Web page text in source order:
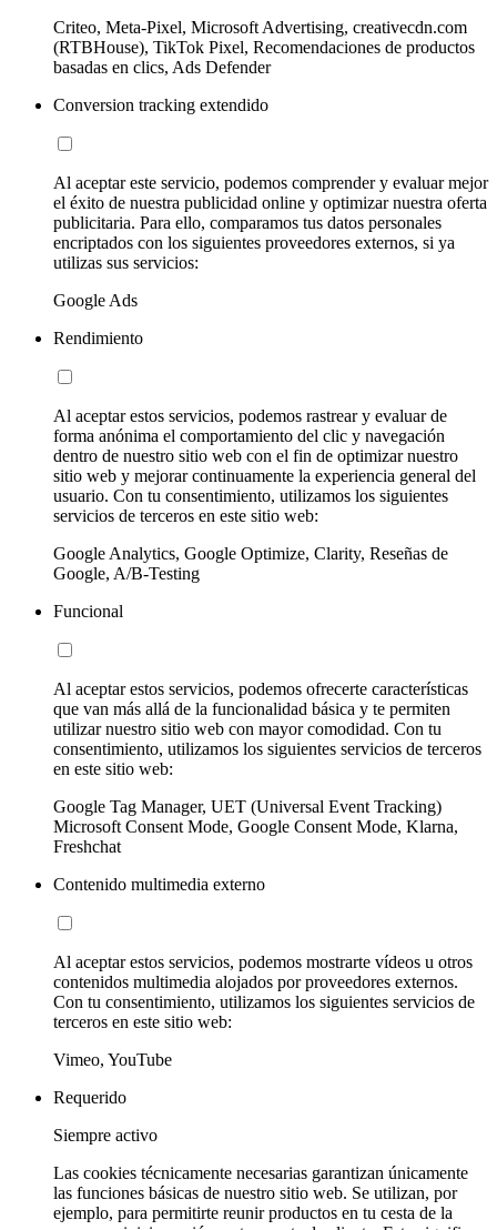
Criteo, Meta-Pixel, Microsoft Advertising, creativecdn.com
(RTBHouse), TikTok Pixel, Recomendaciones de productos
basadas en clics, Ads Defender
Conversion tracking extendido
Al aceptar este servicio, podemos comprender y evaluar mejor
el éxito de nuestra publicidad online y optimizar nuestra oferta
publicitaria. Para ello, comparamos tus datos personales
encriptados con los siguientes proveedores externos, si ya
utilizas sus servicios:
Google Ads
Rendimiento
Al aceptar estos servicios, podemos rastrear y evaluar de
forma anónima el comportamiento del clic y navegación
dentro de nuestro sitio web con el fin de optimizar nuestro
sitio web y mejorar continuamente la experiencia general del
usuario. Con tu consentimiento, utilizamos los siguientes
servicios de terceros en este sitio web:
Google Analytics, Google Optimize, Clarity, Reseñas de
Google, A/B-Testing
Funcional
Al aceptar estos servicios, podemos ofrecerte características
que van más allá de la funcionalidad básica y te permiten
utilizar nuestro sitio web con mayor comodidad. Con tu
consentimiento, utilizamos los siguientes servicios de terceros
en este sitio web:
Google Tag Manager, UET (Universal Event Tracking)
Microsoft Consent Mode, Google Consent Mode, Klarna,
Freshchat
Contenido multimedia externo
Al aceptar estos servicios, podemos mostrarte vídeos u otros
contenidos multimedia alojados por proveedores externos.
Con tu consentimiento, utilizamos los siguientes servicios de
terceros en este sitio web:
Vimeo, YouTube
Requerido
Siempre activo
Las cookies técnicamente necesarias garantizan únicamente
las funciones básicas de nuestro sitio web. Se utilizan, por
ejemplo, para permitirte reunir productos en tu cesta de la